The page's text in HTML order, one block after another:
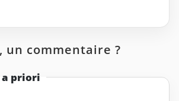
un commentaire ?
priori